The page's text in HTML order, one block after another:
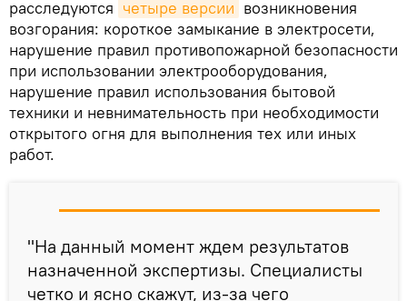
расследуются четыре версии возникновения
возгорания: короткое замыкание в электросети,
нарушение правил противопожарной безопасности
при использовании электрооборудования,
нарушение правил использования бытовой
техники и невнимательность при необходимости
открытого огня для выполнения тех или иных
работ.
"На данный момент ждем результатов
назначенной экспертизы. Специалисты
четко и ясно скажут, из-за чего